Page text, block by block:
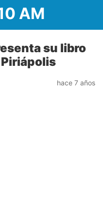
AM
su libro
Piriápolis
hace 7 años